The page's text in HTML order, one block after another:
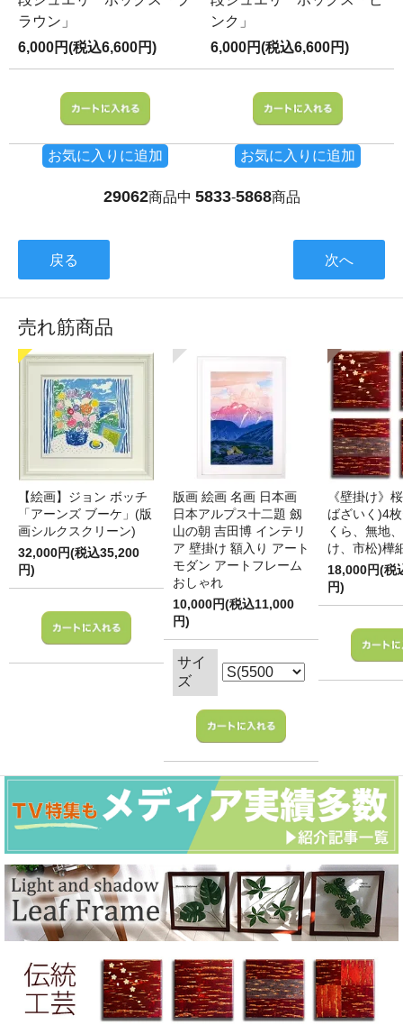
ラウン」
6,000円(税込6,600円)
お気に入りに追加
ンク」
6,000円(税込6,600円)
お気に入りに追加
29062商品中 5833-5868商品
戻る 次へ
売れ筋商品
【絵画】ジョン ボッチ
「アーンズ ブーケ」(版
画シルクスクリーン)
32,000円(税込35,200
円)
版画 絵画 名画 日本画
日本アルプス十二題 劔
山の朝 吉田博 インテリ
ア 壁掛け 額入り アート
モダン アートフレーム
おしゃれ
10,000円(税込11,000
円)
サイ
ズ
《壁掛け》
ばざいく)4
くら、無地
け、市松)樺
18,000円(税
円)